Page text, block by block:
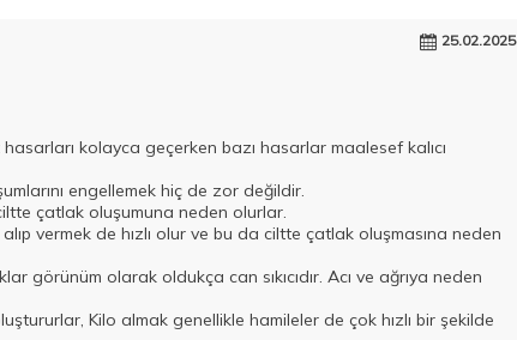
25.02.2025
kolayca geçerken bazı hasarlar maalesef kalıcı
engellemek hiç de zor değildir.
çatlak oluşumuna neden olurlar.
vermek de hızlı olur ve bu da ciltte çatlak oluşmasına neden
olarak oldukça can sıkıcıdır. Acı ve ağrıya neden
Kilo almak genellikle hamileler de çok hızlı bir şekilde